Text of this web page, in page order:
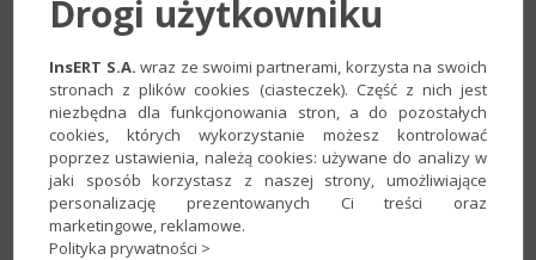
Drogi użytkowniku
InsERT S.A. wraz ze swoimi partnerami, korzysta na swoich
stronach z plików cookies (ciasteczek). Część z nich jest
niezbędna dla funkcjonowania stron, a do pozostałych
cookies, których wykorzystanie możesz kontrolować
poprzez ustawienia, należą cookies: używane do analizy w
jaki sposób korzystasz z naszej strony, umożliwiające
personalizację prezentowanych Ci treści oraz
marketingowe, reklamowe.
Polityka prywatności >